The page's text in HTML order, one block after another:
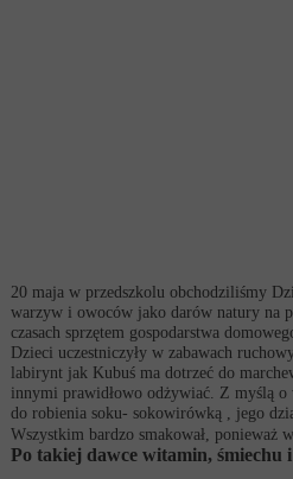
20 maja w przedszkolu obchodziliśmy
warzyw i owoców jako darów natury na
czasach sprzętem gospodarstwa
Dzieci uczestniczyły w zabawach
labirynt jak Kubuś ma dotrzeć do
innymi prawidłowo odżywiać. Z myślą o
do robienia soku- sokowirówką , jego
Wszystkim bardzo smakował, ponieważ
Po takiej dawce witamin, śmiechu